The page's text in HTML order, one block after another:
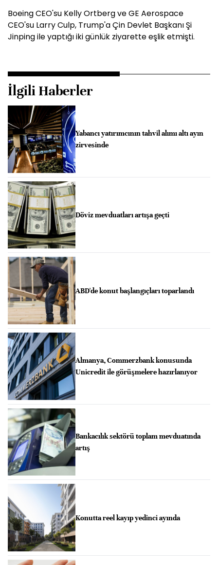
Boeing CEO'su Kelly Ortberg ve GE Aerospace
CEO'su Larry Culp, Trump'a Çin Devlet Başkanı Şi
Jinping ile yaptığı iki günlük ziyarette eşlik etmişti.
İlgili Haberler
Yabancı yatırımcının tahvil alımı altı ayın
zirvesinde
Döviz mevduatları artışa geçti
ABD'de konut başlangıçları toparlandı
Almanya, Commerzbank konusunda
Unicredit ile görüşmelere hazırlanıyor
Bankacılık sektörü toplam mevduatında
artış
Konutta reel kayıp yedinci ayında